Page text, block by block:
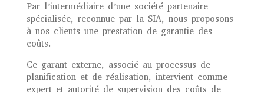
Par l’intermédiaire d’une société partenaire
spécialisée, reconnue par la SIA, nous proposons
à nos clients une prestation de garantie des
coûts.
Ce garant externe, associé au processus de
planification et de réalisation, intervient comme
expert et autorité de supervision des coûts de